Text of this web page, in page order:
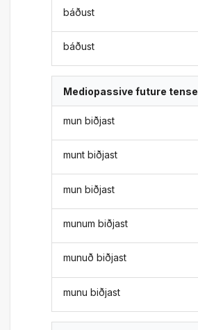
báðust
báðust
Mediopassive future tense
mun biðjast
munt biðjast
mun biðjast
munum biðjast
munuð biðjast
munu biðjast